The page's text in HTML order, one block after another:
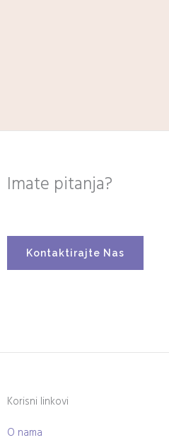
Imate pitanja?
Kontaktirajte Nas
Korisni linkovi
O nama